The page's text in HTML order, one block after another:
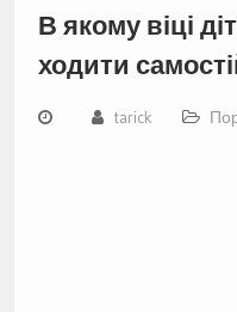
В якому віці
ходити
tarick